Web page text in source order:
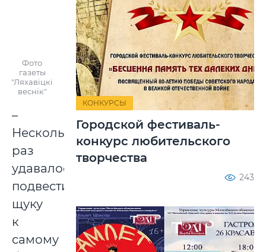
Фото
газеты
"Ляхавіцкi
веснік"
–
Несколько
раз
удавалось
подвести
щуку
к
самому
КОНКУРСЫ
Городской фестиваль-
конкурс любительского
творчества
243